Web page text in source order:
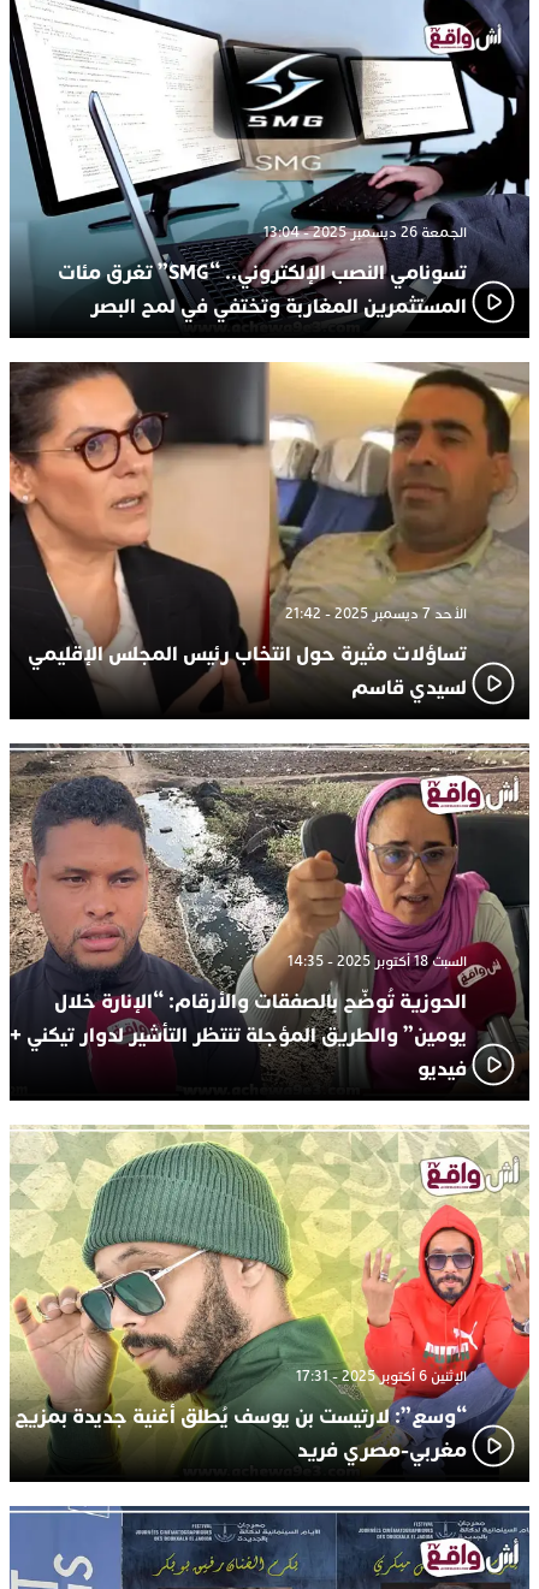
الجمعة 26 ديسمبر 2025 - 13:04
تسونامي النصب الإلكتروني.. “SMG” تغرق مئات
المستثمرين المغاربة وتختفي في لمح البصر
الأحد 7 ديسمبر 2025 - 21:42
تساؤلات مثيرة حول انتخاب رئيس المجلس الإقليمي
لسيدي قاسم
السبت 18 أكتوبر 2025 - 14:35
الحوزية تُوضّح بالصفقات والأرقام: “الإنارة خلال
يومين” والطريق المؤجلة تنتظر التأشير لدوار تيكني +
فيديو
الإثنين 6 أكتوبر 2025 - 17:31
“وسع”: لارتيست بن يوسف يُطلق أغنية جديدة بمزيج
مغربي-مصري فريد